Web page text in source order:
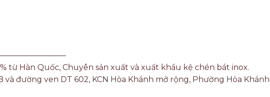
từ Hàn Quốc, Chuyên sản xuất và xuất khẩu kệ chén bát inox.
và đường ven DT 602, KCN Hòa Khánh mở rộng, Phường Hòa